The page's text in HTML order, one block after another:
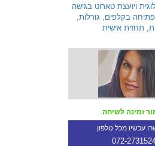
ויועצת טארוט בגישה
בקלפים, גורלות,
תחזית אישית
זמינה לשיחה
עכשיו מכל טלפון
072-